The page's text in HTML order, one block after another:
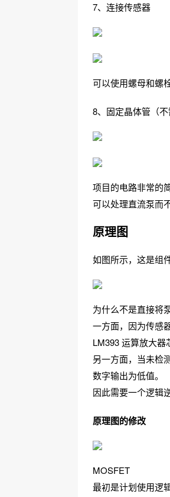
7、连接传感器
可以使用螺母和螺
8、固定晶体管（不
项目的电路非常的
可以处理直流泵而
原理图
如图所示，这是组
为什么不是直接将
一方面，因为传感
LM393 运算放大器
另一方面，当未检
数字输出为低值。
因此需要一个逻辑
原理图的修改
MOSFET
最初是计划使用逻